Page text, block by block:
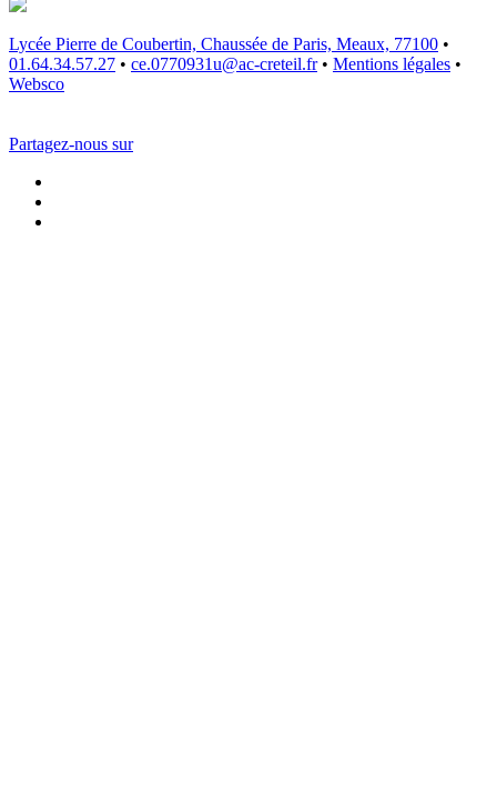
Lycée Pierre de Coubertin, Chaussée de Paris, Meaux, 77100 •
01.64.34.57.27 • ce.0770931u@ac-creteil.fr • Mentions légales •
Websco
Partagez-nous sur